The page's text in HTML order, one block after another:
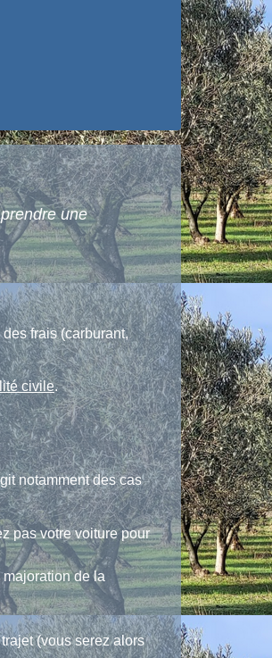
une
frais (carburant,
civile.
notamment des cas
pas votre voiture pour
de la
(vous serez alors